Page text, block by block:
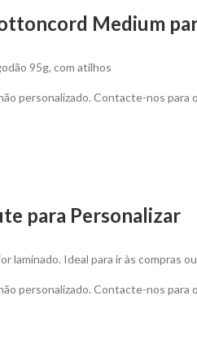
Medium
95g, com atilhos
personalizado. Contacte-nos
para Personalizar
laminado. Ideal para ir às compras
personalizado. Contacte-nos